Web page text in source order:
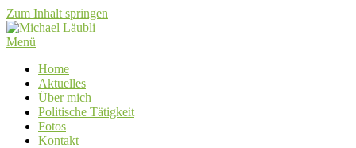
Zum Inhalt springen
Menü
Home
Aktuelles
Über mich
Politische Tätigkeit
Fotos
Kontakt